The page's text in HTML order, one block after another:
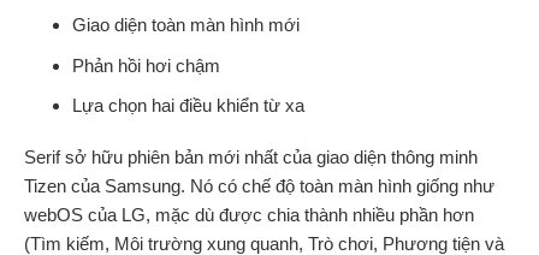
Giao diện toàn màn hình mới
Phản hồi hơi chậm
Lựa chọn hai điều khiển từ xa
Serif sở hữu phiên bản mới nhất của giao diện thông minh
Tizen của Samsung. Nó có chế độ toàn màn hình giống như
webOS của LG, mặc dù được chia thành nhiều phần hơn
(Tìm kiếm, Môi trường xung quanh, Trò chơi, Phương tiện và